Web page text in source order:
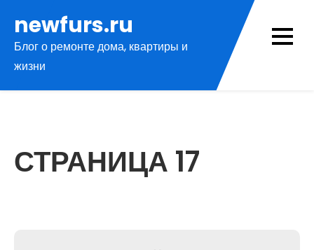
содержимому
newfurs.ru
Блог о ремонте дома, квартиры и
жизни
СТРАНИЦА 17